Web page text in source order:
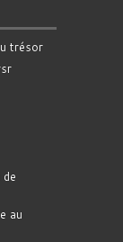
trésor
au